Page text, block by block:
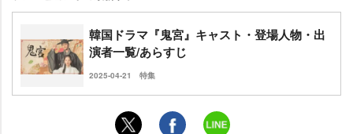
韓国ドラマ『鬼宮』キャスト・登場人物・出
演者一覧/あらすじ
2025-04-21 特集